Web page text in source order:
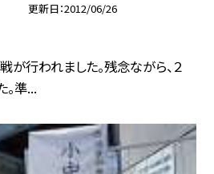
更新日 2012/06/26
行われました。残念ながら、２
。準...